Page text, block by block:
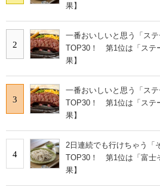
果】
2
一番おいしいと思う「ス
TOP30！ 第1位は「ステ
果】
3
一番おいしいと思う「ス
TOP30！ 第1位は「ステ
果】
4
2日連続でも行けちゃう「
TOP30！ 第1位は「富士
果】